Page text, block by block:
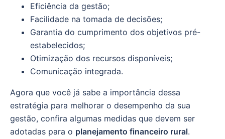
Eficiência da gestão;
Facilidade na tomada de decisões;
Garantia do cumprimento dos objetivos pré-
estabelecidos;
Otimização dos recursos disponíveis;
Comunicação integrada.
Agora que você já sabe a importância dessa
estratégia para melhorar o desempenho da sua
gestão, confira algumas medidas que devem ser
adotadas para o planejamento financeiro rural.